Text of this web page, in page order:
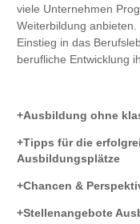
viele Unternehmen
Weiterbildung
Einstieg in das
berufliche Entwicklung
Ausbildung ohne
Tipps für die
Ausbildungsplätze
Chancen &
Stellenangebote